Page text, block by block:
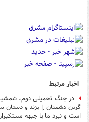
اخبار مرتبط
در جنگ تحمیلی دوم،
گردن دشمنان را بزند و دستان
است و نبرد ما با جبهه